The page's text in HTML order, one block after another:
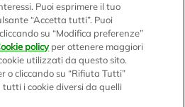
Puoi esprimere il tuo
“Accetta tutti”. Puoi
su “Modifica preferenze”
policyper ottenere maggiori
utilizzati da questo sito.
o cliccando su “Rifiuta Tutti”
tutti i cookie diversi da quelli